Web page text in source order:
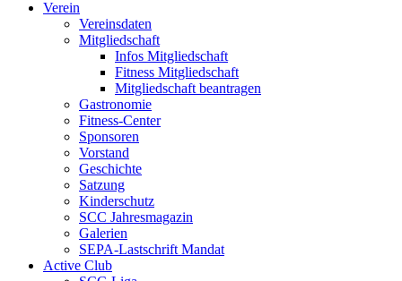
Verein
Vereinsdaten
Mitgliedschaft
Infos Mitgliedschaft
Fitness Mitgliedschaft
Mitgliedschaft beantragen
Gastronomie
Fitness-Center
Sponsoren
Vorstand
Geschichte
Satzung
Kinderschutz
SCC Jahresmagazin
Galerien
SEPA-Lastschrift Mandat
Active Club